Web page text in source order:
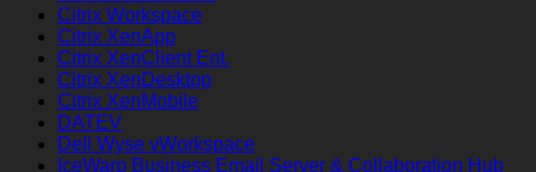
Citrix Workspace
Citrix XenApp
Citrix XenClient Ent.
Citrix XenDesktop
Citrix XenMobile
DATEV
Dell Wyse vWorkspace
IceWarp Business Email Server & Collaboration Hub